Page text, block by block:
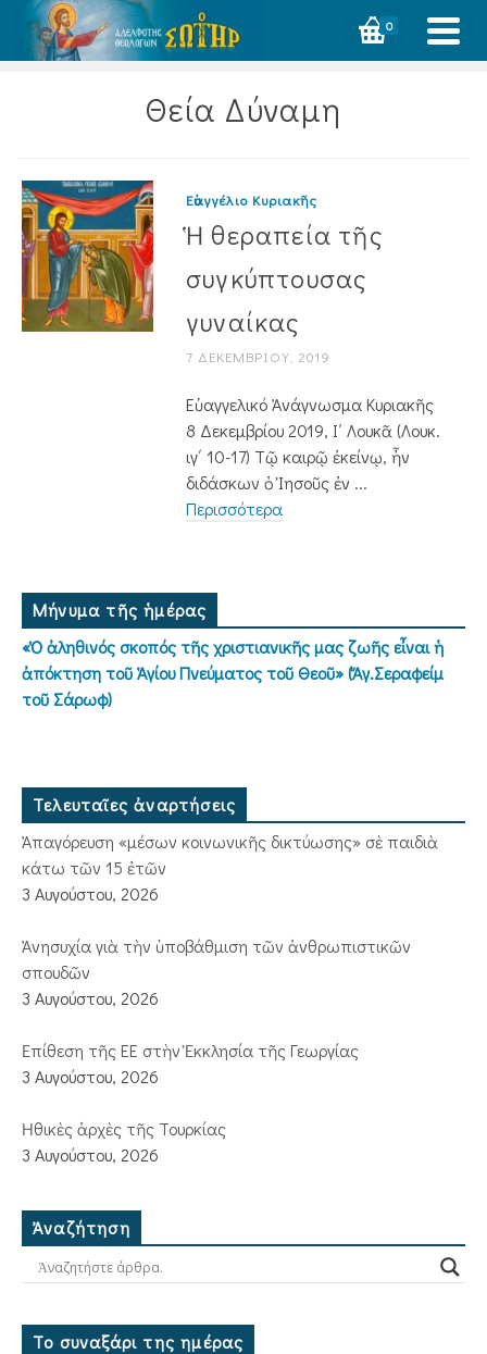
0
Θεία Δύναμη
Εὐαγγέλιο Κυριακῆς
Ἡ θεραπεία τῆς
συγκύπτουσας
γυναίκας
7 ΔΕΚΕΜΒΡΊΟΥ, 2019
Εὐαγγελικό Ἀνάγνωσμα Κυριακῆς
8 Δεκεμβρίου 2019, Ι΄ Λουκᾶ (Λουκ.
ιγ΄ 10-17) Τῷ καιρῷ ἐκείνῳ, ἦν
διδάσκων ὁ Ἰησοῦς ἐν ...
Περισσότερα
Μήνυμα τῆς ἡμέρας
«Ὁ ἀληθινός σκοπός τῆς χριστιανικῆς μας ζωῆς εἶναι ἡ
ἀπόκτηση τοῦ Ἁγίου Πνεύματος τοῦ Θεοῦ» (Ἅγ.Σεραφείμ
τοῦ Σάρωφ)
Τελευταῖες ἀναρτήσεις
Ἀπαγόρευση «μέσων κοινωνικῆς δικτύωσης» σὲ παιδιὰ
κάτω τῶν 15 ἐτῶν
3 Αυγούστου, 2026
Ἀνησυχία γιὰ τὴν ὑποβάθμιση τῶν ἀνθρωπιστικῶν
σπουδῶν
3 Αυγούστου, 2026
Ἐπίθεση τῆς ΕΕ στὴν Ἐκκλησία τῆς Γεωργίας
3 Αυγούστου, 2026
Ἠθικὲς ἀρχὲς τῆς Τουρκίας
3 Αυγούστου, 2026
Ἀναζήτηση
Το συναξάρι της ημέρας